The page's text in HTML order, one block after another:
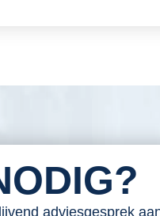
adviesgesprek